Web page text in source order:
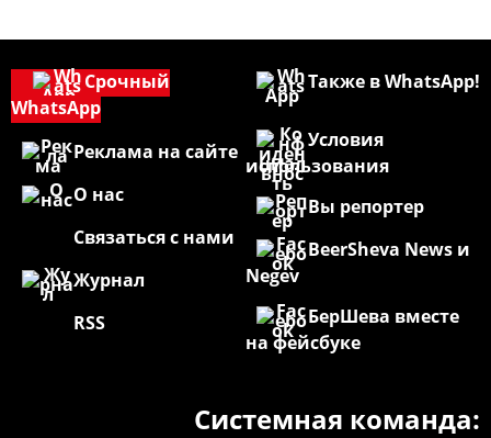
Также в WhatsApp!
Условия
использования
Вы репортер
BeerSheva News и
Negev
БерШева вместе
на фейсбуке
Срочный
WhatsApp
Реклама на сайте
О нас
Связаться с нами
Журнал
RSS
Системная команда: